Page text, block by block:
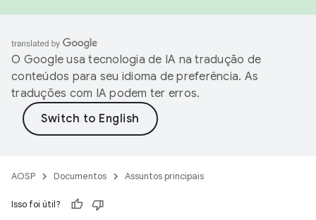
O Google usa tecnologia de IA na tradução de
conteúdos para seu idioma de preferência. As
traduções com IA podem ter erros.
AOSP Documentos Assuntos principais
Isso foi útil?